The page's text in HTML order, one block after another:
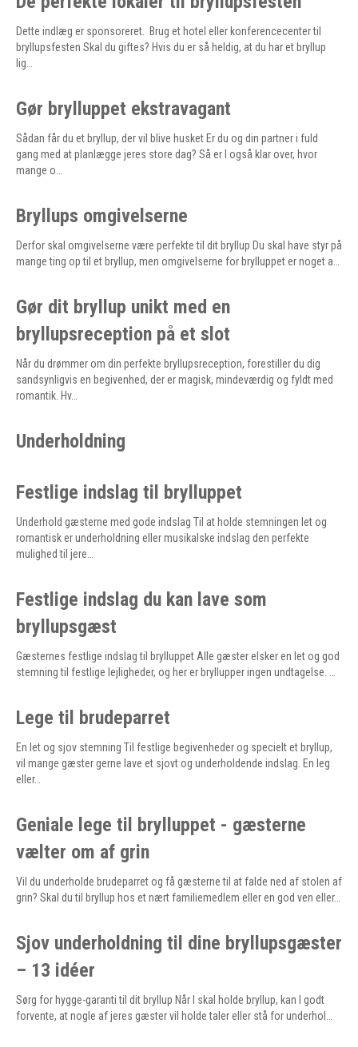
Dette indlæg er sponsoreret. Brug et hotel eller konferencecenter til
bryllupsfesten Skal du giftes? Hvis du er så heldig, at du har et bryllup
lig…
Gør brylluppet ekstravagant
Sådan får du et bryllup, der vil blive husket Er du og din partner i fuld
gang med at planlægge jeres store dag? Så er I også klar over, hvor
mange o…
Bryllups omgivelserne
Derfor skal omgivelserne være perfekte til dit bryllup Du skal have styr på
mange ting op til et bryllup, men omgivelserne for brylluppet er noget a…
Gør dit bryllup unikt med en
bryllupsreception på et slot
Når du drømmer om din perfekte bryllupsreception, forestiller du dig
sandsynligvis en begivenhed, der er magisk, mindeværdig og fyldt med
romantik. Hv…
Underholdning
Festlige indslag til brylluppet
Underhold gæsterne med gode indslag Til at holde stemningen let og
romantisk er underholdning eller musikalske indslag den perfekte
mulighed til jere…
Festlige indslag du kan lave som
bryllupsgæst
Gæsternes festlige indslag til brylluppet Alle gæster elsker en let og god
stemning til festlige lejligheder, og her er bryllupper ingen undtagelse. …
Lege til brudeparret
En let og sjov stemning Til festlige begivenheder og specielt et bryllup,
vil mange gæster gerne lave et sjovt og underholdende indslag. En leg
eller…
Geniale lege til brylluppet - gæsterne
vælter om af grin
Vil du underholde brudeparret og få gæsterne til at falde ned af stolen af
grin? Skal du til bryllup hos et nært familiemedlem eller en god ven eller…
Sjov underholdning til dine bryllupsgæster
– 13 idéer
Sørg for hygge-garanti til dit bryllup Når I skal holde bryllup, kan I godt
forvente, at nogle af jeres gæster vil holde taler eller stå for underhol…